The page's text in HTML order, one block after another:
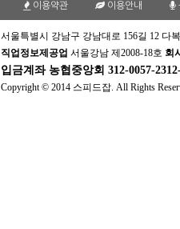
이용약관 이용안내
서울특별시 강남구 강남대로 156길 12 다
직업정보제공업 서울강남 제2008-18호 회
입금계좌 농협중앙회 312-0057-
Copyright © 2014 스피드잡. All Rights